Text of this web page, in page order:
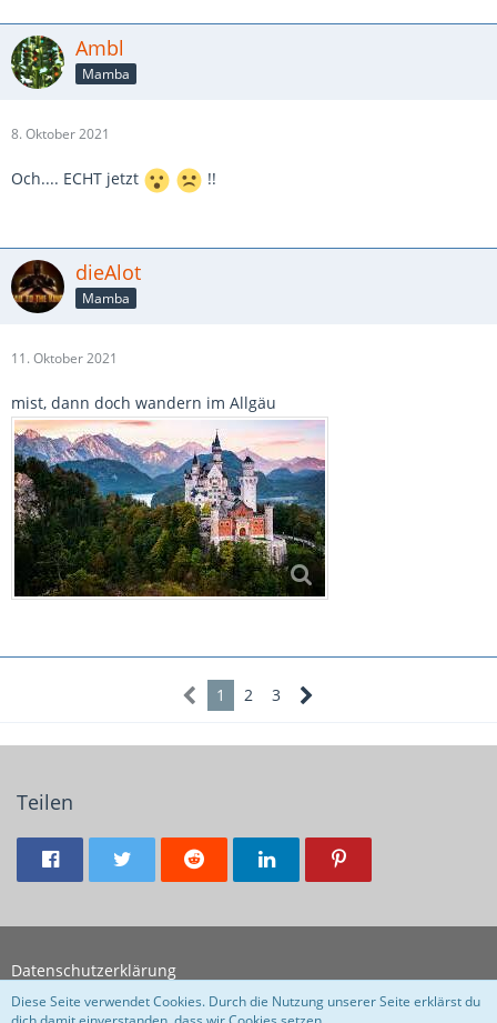
Ambl
Mamba
8. Oktober 2021
Och.... ECHT jetzt !!
dieAlot
Mamba
11. Oktober 2021
mist, dann doch wandern im Allgäu
1 2 3
Teilen
Datenschutzerklärung
Diese Seite verwendet Cookies. Durch die Nutzung unserer Seite erklärst du